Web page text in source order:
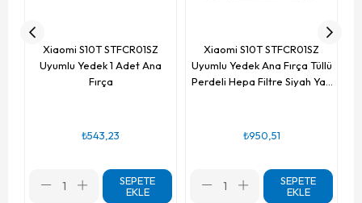
Xiaomi S10T STFCR01SZ
Uyumlu Yedek 1 Adet Ana
Fırça
₺543,23
SEPETE
EKLE
Xiaomi S10T STFCR01SZ
Uyumlu Yedek Ana Fırça Tüllü
Perdeli Hepa Filtre Siyah Yan
₺950,51
SEPETE
EKLE